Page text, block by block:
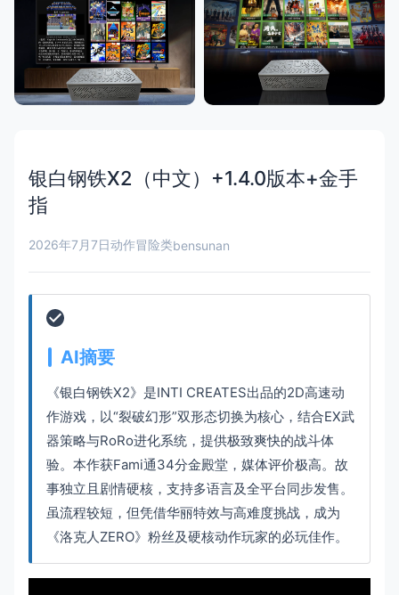
银白钢铁X2（中文）+1.4.0版本+金手
指
2026年7月7日动作冒险类bensunan
AI摘要
《银白钢铁X2》是INTI CREATES出品的2D高速动
作游戏，以“裂破幻形”双形态切换为核心，结合EX武
器策略与RoRo进化系统，提供极致爽快的战斗体
验。本作获Fami通34分金殿堂，媒体评价极高。故
事独立且剧情硬核，支持多语言及全平台同步发售。
虽流程较短，但凭借华丽特效与高难度挑战，成为
《洛克人ZERO》粉丝及硬核动作玩家的必玩佳作。